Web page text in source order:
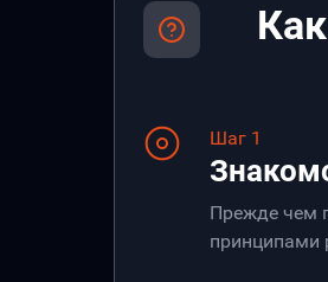
Шаг 1
Прежде чем
принципами